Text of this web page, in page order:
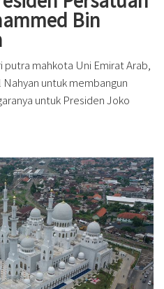
Bin
putra mahkota Uni Emirat Arab,
untuk membangun
untuk Presiden Joko